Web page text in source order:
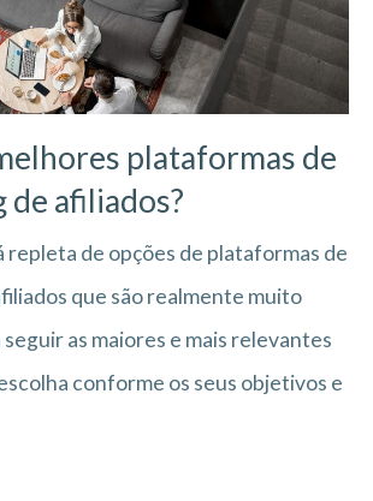
plataformas de
de afiliados?
de opções de plataformas de
que são realmente muito
seguir as maiores e mais relevantes
conforme os seus objetivos e